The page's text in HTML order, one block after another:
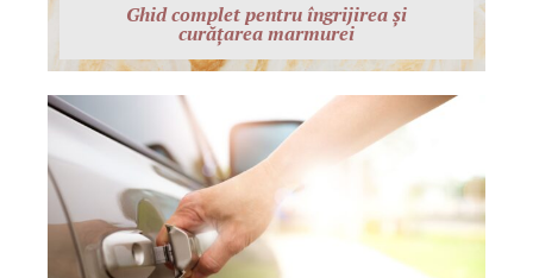
Ghid complet pentru îngrijirea și
curățarea marmurei